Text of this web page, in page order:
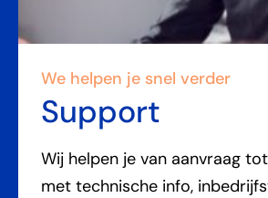
We helpen je snel verder
Support
Wij helpen je van aanvraag
met technische info,